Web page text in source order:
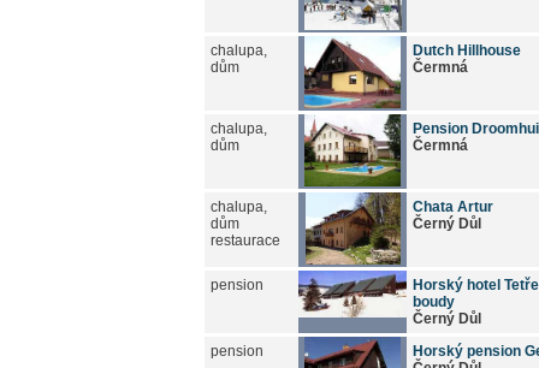
chalupa,
dům
Dutch Hillhouse
Čermná
chalupa,
dům
Pension
Čermná
chalupa,
dům
restaurace
Chata Artur
Černý Důl
pension
Horský hotel
boudy
Černý Důl
pension
Horský pension